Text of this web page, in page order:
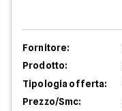
Fornitore:
Prodotto:
Tipologia offerta:
Prezzo/Smc: